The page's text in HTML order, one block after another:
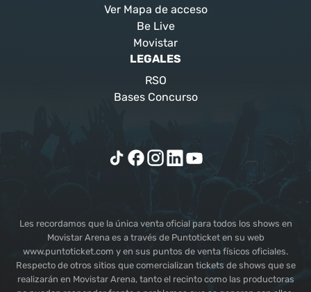
Ver Mapa de acceso
Be Live
Movistar
LEGALES
RSO
Bases Concurso
Les recordamos que la única venta oficial para todos los shows en
Movistar Arena es a través de Puntoticket en su web
www.puntoticket.com y en sus puntos de venta físicos oficiales.
Respecto de otros sitios que comercializan tickets de shows que se
realizarán en Movistar Arena, tanto el recinto como las productoras